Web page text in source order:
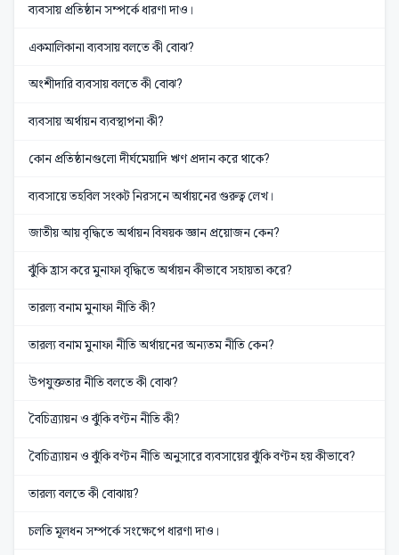
ব্যবসায় প্রতিষ্ঠান সম্পর্কে ধারণা দাও।
একমালিকানা ব্যবসায় বলতে কী বোঝ?
অংশীদারি ব্যবসায় বলতে কী বোঝ?
ব্যবসায় অর্থায়ন ব্যবস্থাপনা কী?
কোন প্রতিষ্ঠানগুলো দীর্ঘমেয়াদি ঋণ প্রদান করে থাকে?
ব্যবসায়ে তহবিল সংকট নিরসনে অর্থায়নের গুরুত্ব লেখ।
জাতীয় আয় বৃদ্ধিতে অর্থায়ন বিষয়ক জ্ঞান প্রয়োজন কেন?
ঝুঁকি হ্রাস করে মুনাফা বৃদ্ধিতে অর্থায়ন কীভাবে সহায়তা করে?
তারল্য বনাম মুনাফা নীতি কী?
তারল্য বনাম মুনাফা নীতি অর্থায়নের অন্যতম নীতি কেন?
উপযুক্ততার নীতি বলতে কী বোঝ?
বৈচিত্র্যায়ন ও ঝুঁকি বণ্টন নীতি কী?
বৈচিত্র্যায়ন ও ঝুঁকি বণ্টন নীতি অনুসারে ব্যবসায়ের ঝুঁকি বণ্টন হয় কীভাবে?
তারল্য বলতে কী বোঝায়?
চলতি মূলধন সম্পর্কে সংক্ষেপে ধারণা দাও।